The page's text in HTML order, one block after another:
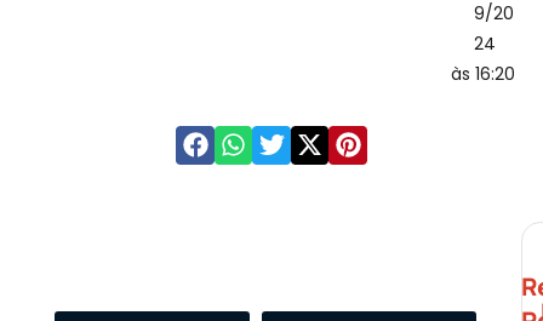
9/20
24
às 16:20